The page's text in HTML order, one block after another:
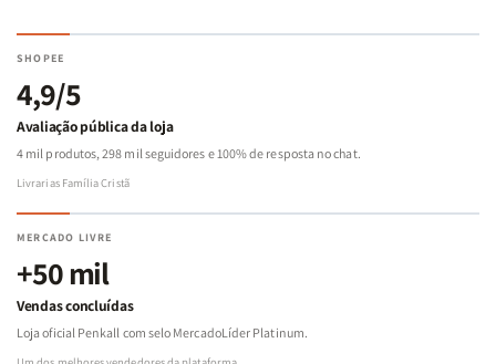
SHOPEE
4,9/5
Avaliação pública da loja
4 mil produtos, 298 mil seguidores e 100% de resposta no chat.
Livrarias Família Cristã
MERCADO LIVRE
+50 mil
Vendas concluídas
Loja oficial Penkall com selo MercadoLíder Platinum.